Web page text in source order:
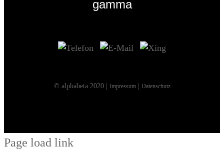
gamma
© alphabeta 2020 | Impressum| Datenschutz
Page load link